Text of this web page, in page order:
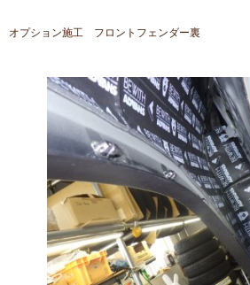
オプション施工 フロントフェンダー裏